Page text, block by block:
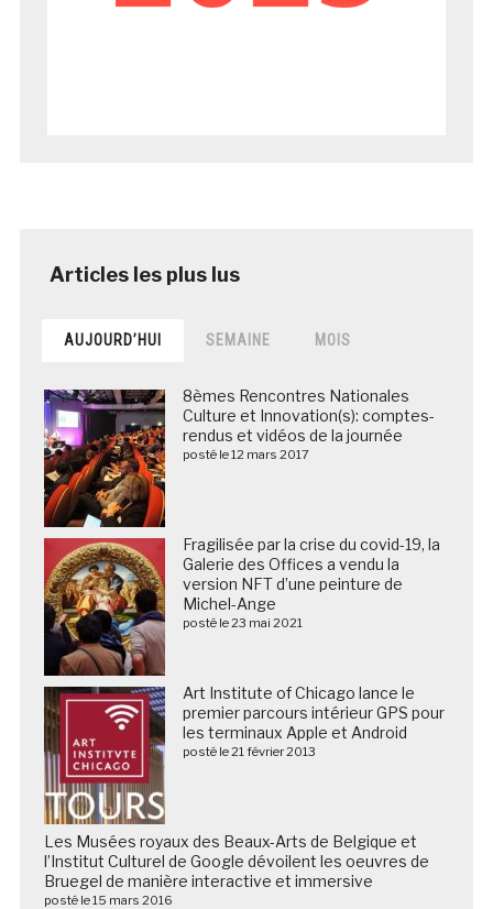
AUJOURD’HUI SEMAINE MOIS
8èmes Rencontres Nationales
Culture et Innovation(s): comptes-
rendus et vidéos de la journée
posté le 12 mars 2017
Fragilisée par la crise du covid-19, la
Galerie des Offices a vendu la
version NFT d’une peinture de
Michel-Ange
posté le 23 mai 2021
Art Institute of Chicago lance le
premier parcours intérieur GPS pour
les terminaux Apple et Android
posté le 21 février 2013
Les Musées royaux des Beaux-Arts de Belgique et
l’Institut Culturel de Google dévoilent les oeuvres de
Bruegel de manière interactive et immersive
posté le 15 mars 2016